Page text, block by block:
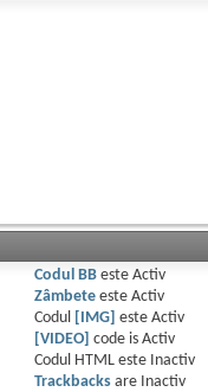
Codul BBeste Activ
Zâmbeteeste Activ
Codul
[IMG] este Activ
[VIDEO]
code is Activ
Codul HTML este
Inactiv
Trackbacksare
Inactiv